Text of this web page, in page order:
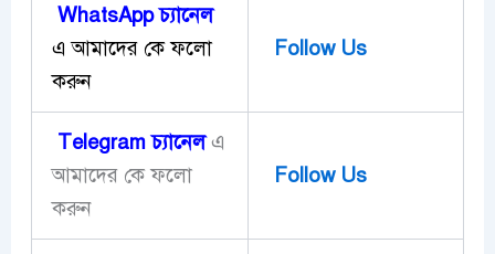
WhatsApp চ্যানেল
এ আমাদের কে ফলো
করুন
Follow Us
Telegram চ্যানেলএ
আমাদের কে ফলো
করুন
Follow Us